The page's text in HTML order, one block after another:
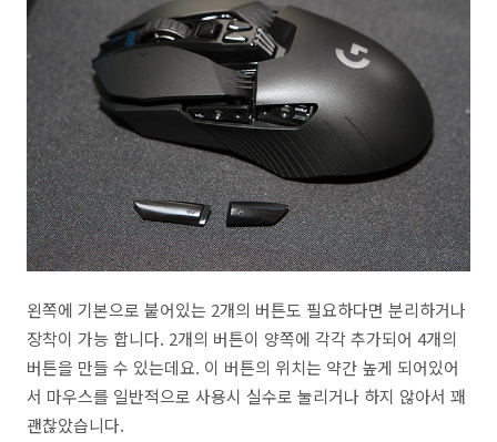
왼쪽에 기본으로 붙어있는 2개의 버튼도 필요하다면 분리하거나
장착이 가능 합니다. 2개의 버튼이 양쪽에 각각 추가되어 4개의
버튼을 만들 수 있는데요. 이 버튼의 위치는 약간 높게 되어있어
서 마우스를 일반적으로 사용시 실수로 눌리거나 하지 않아서 꽤
괜찮았습니다.